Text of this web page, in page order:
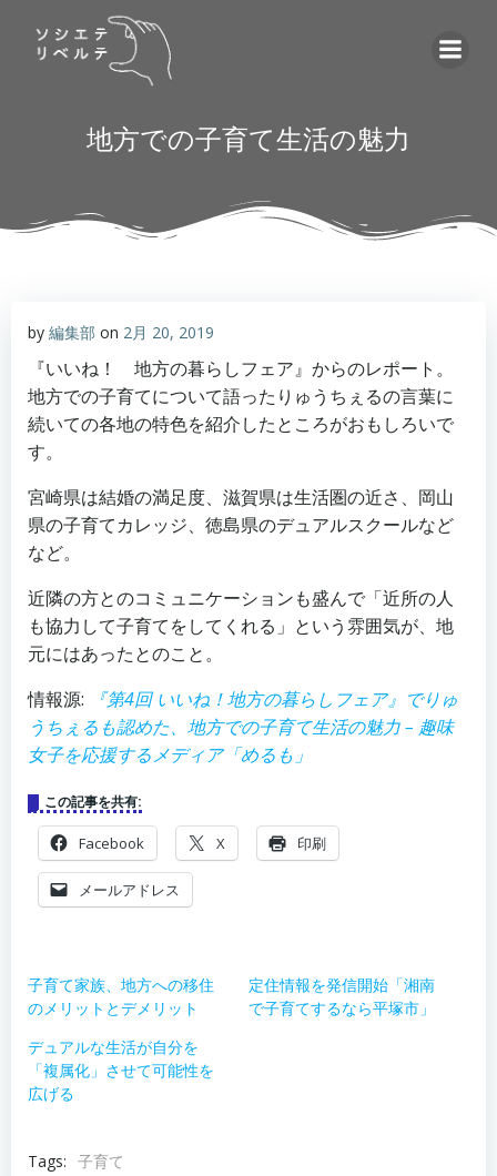
へ
キ
ッ
地方での子育て生活の魅力
by 編集部 on 2月 20, 2019
『いいね！ 地方の暮らしフェア』からのレポート。
地方での子育てについて語ったりゅうちぇるの言葉に
続いての各地の特色を紹介したところがおもしろいで
す。
宮崎県は結婚の満足度、滋賀県は生活圏の近さ、岡山
県の子育てカレッジ、徳島県のデュアルスクールなど
など。
近隣の方とのコミュニケーションも盛んで「近所の人
も協力して子育てをしてくれる」という雰囲気が、地
元にはあったとのこと。
情報源:
『第4回 いいね！地方の暮らしフェア』でりゅ
うちぇるも認めた、地方での子育て生活の魅力 – 趣味
女子を応援するメディア「めるも」
この記事を共有:
Facebook X 印刷
メールアドレス
子育て家族、地方への移住
のメリットとデメリット
定住情報を発信開始「湘南
で子育てするなら平塚市」
デュアルな生活が自分を
「複属化」させて可能性を
広げる
Tags: 子育て